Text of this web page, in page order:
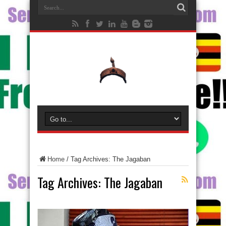
Home / Tag Archives: The Jagaban
Tag Archives: The Jagaban